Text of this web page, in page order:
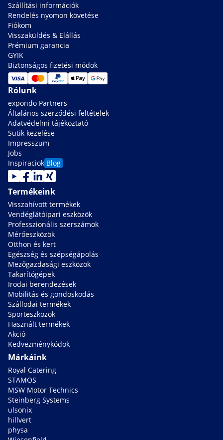
Szállítási információk
Rendelés nyomon követése
Fiókom
Visszaküldés & Elállás
Prémium garancia
GYIK
Biztonságos fizetési módok
Rólunk
expondo Partners
Általános szerződési feltételek
Adatvédelmi tájékoztató
Sütik kezelése
Impresszum
Jobs
Inspiraciok Blog
Termékeink
Visszahívott termékek
Vendéglátóipari eszközök
Professzionális szerszámok
Mérőeszközök
Otthon és kert
Egészség és szépségápolás
Mezőgazdasági eszközök
Takarítógépek
Irodai berendezések
Mobilitás és gondoskodás
Szállodai termékek
Sporteszközök
Használt termékek
Akció
Kedvezménykódok
Márkáink
Royal Catering
STAMOS
MSW Motor Technics
Steinberg Systems
ulsonix
hillvert
physa